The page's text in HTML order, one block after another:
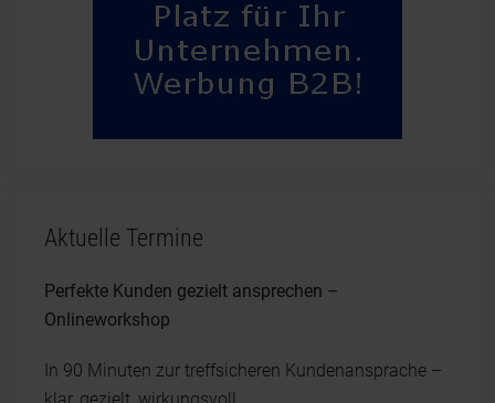
Aktuelle Termine
Perfekte Kunden gezielt ansprechen –
Onlineworkshop
In 90 Minuten zur treffsicheren Kundenansprache –